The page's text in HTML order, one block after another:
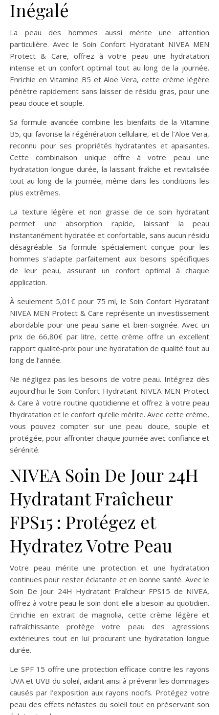
Inégalé
La peau des hommes aussi mérite une attention
particulière. Avec le Soin Confort Hydratant NIVEA MEN
Protect & Care, offrez à votre peau une hydratation
intense et un confort optimal tout au long de la journée.
Enrichie en Vitamine B5 et Aloe Vera, cette crème légère
pénètre rapidement sans laisser de résidu gras, pour une
peau douce et souple.
Sa formule avancée combine les bienfaits de la Vitamine
B5, qui favorise la régénération cellulaire, et de l’Aloe Vera,
reconnu pour ses propriétés hydratantes et apaisantes.
Cette combinaison unique offre à votre peau une
hydratation longue durée, la laissant fraîche et revitalisée
tout au long de la journée, même dans les conditions les
plus extrêmes.
La texture légère et non grasse de ce soin hydratant
permet une absorption rapide, laissant la peau
instantanément hydratée et confortable, sans aucun résidu
désagréable. Sa formule spécialement conçue pour les
hommes s’adapte parfaitement aux besoins spécifiques
de leur peau, assurant un confort optimal à chaque
application.
À seulement 5,01€ pour 75 ml, le Soin Confort Hydratant
NIVEA MEN Protect & Care représente un investissement
abordable pour une peau saine et bien-soignée. Avec un
prix de 66,80€ par litre, cette crème offre un excellent
rapport qualité-prix pour une hydratation de qualité tout au
long de l’année.
Ne négligez pas les besoins de votre peau. Intégrez dès
aujourd’hui le Soin Confort Hydratant NIVEA MEN Protect
& Care à votre routine quotidienne et offrez à votre peau
l’hydratation et le confort qu’elle mérite. Avec cette crème,
vous pouvez compter sur une peau douce, souple et
protégée, pour affronter chaque journée avec confiance et
sérénité.
NIVEA Soin De Jour 24H
Hydratant Fraîcheur
FPS15 : Protégez et
Hydratez Votre Peau
Votre peau mérite une protection et une hydratation
continues pour rester éclatante et en bonne santé. Avec le
Soin De Jour 24H Hydratant Fraîcheur FPS15 de NIVEA,
offrez à votre peau le soin dont elle a besoin au quotidien.
Enrichie en extrait de magnolia, cette crème légère et
rafraîchissante protège votre peau des agressions
extérieures tout en lui procurant une hydratation longue
durée.
Le SPF 15 offre une protection efficace contre les rayons
UVA et UVB du soleil, aidant ainsi à prévenir les dommages
causés par l’exposition aux rayons nocifs. Protégez votre
peau des effets néfastes du soleil tout en préservant son